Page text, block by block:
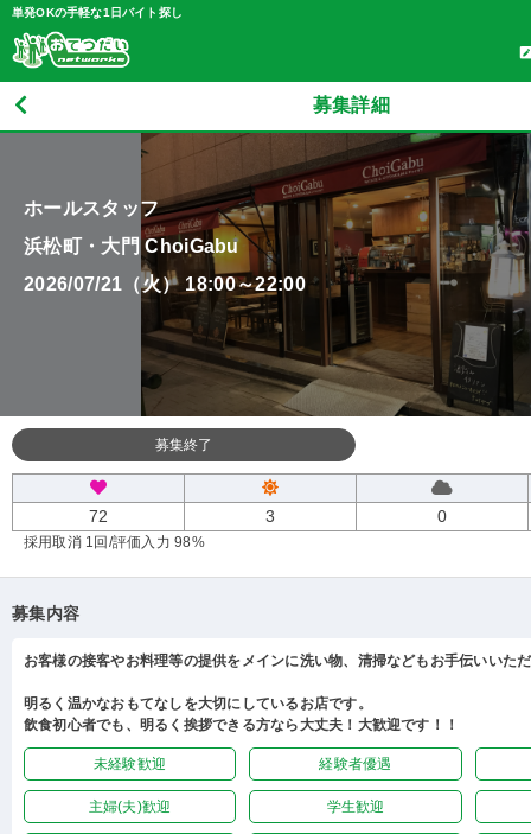
単発OKの手軽な1日バイト探し
募集詳細
ホールスタッフ
浜松町・大門 ChoiGabu
2026/07/21（火） 18:00～22:00
募集終了
72 3 0
採用取消 1回 /評価入力 98%
募集内容
お客様の接客やお料理等の提供をメインに洗い物、清掃などもお手伝いいた
明るく温かなおもてなしを大切にしているお店です。
飲食初心者でも、明るく挨拶できる方なら大丈夫！大歓迎です！！
未経験歓迎 経験者優遇
主婦(夫)歓迎 学生歓迎